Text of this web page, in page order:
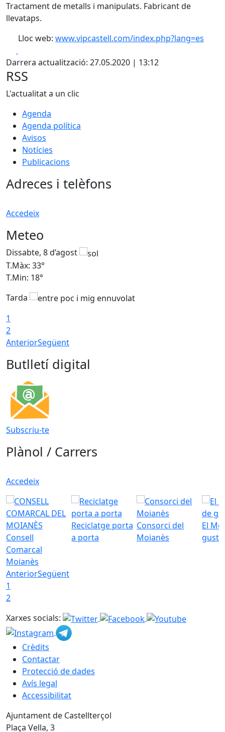
Tractament de metalls i manipulats. Fabricant de
llevataps.
Lloc web: www.vipcastell.com/index.php?lang=es
Darrera actualització: 27.05.2020 | 13:12
RSS
L'actualitat a un clic
Agenda
Agenda política
Avisos
Notícies
Publicacions
Adreces i telèfons
Accedeix
Meteo
Dissabte, 8 d’agost
T.Màx: 33°
T.Min: 18°
Tarda
1
2
AnteriorSegüent
Butlletí digital
Subscriu-te
Plànol / Carrers
Accedeix
Consell
Comarcal
Moianès
Reciclatge porta
a porta
Consorci del
Moianès
El
gust
AnteriorSegüent
1
2
Xarxes socials:
Crèdits
Contactar
Protecció de dades
Avís legal
Accessibilitat
Ajuntament de Castellterçol
Plaça Vella, 3